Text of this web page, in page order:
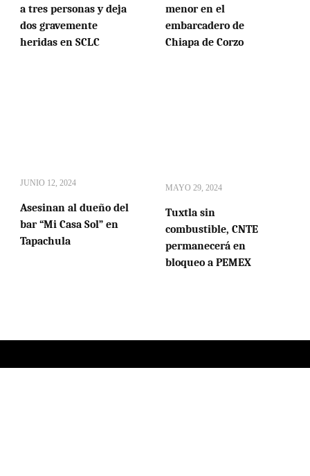
a tres personas y deja
dos gravemente
heridas en SCLC
menor en el
embarcadero de
Chiapa de Corzo
JUNIO 12, 2024
Asesinan al dueño del
bar “Mi Casa Sol” en
Tapachula
MAYO 29, 2024
Tuxtla sin
combustible, CNTE
permanecerá en
bloqueo a PEMEX